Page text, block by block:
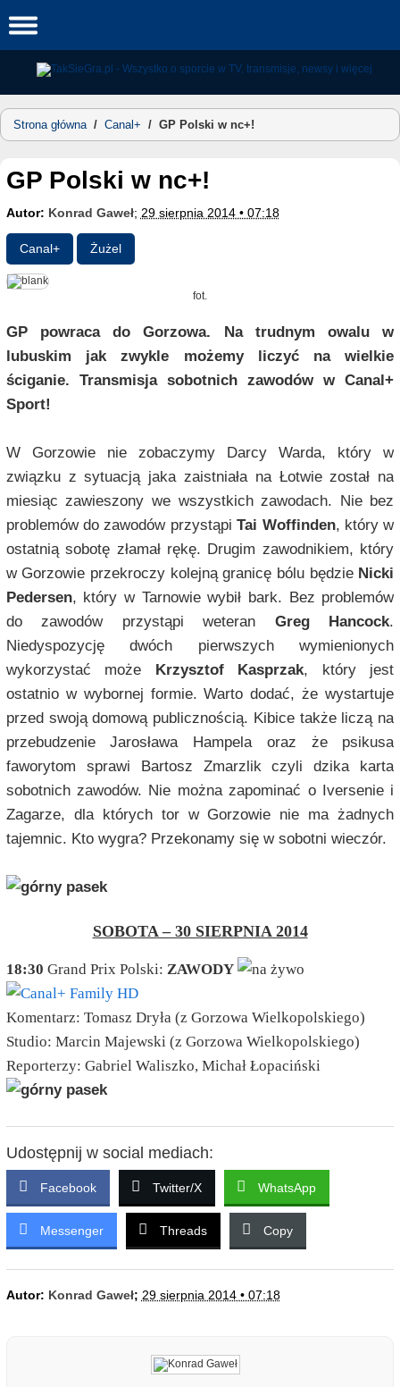
to
Strona główna/ Canal+ / GP Polski w nc+!
GP Polski w nc+!
Autor: Konrad Gaweł; 29 sierpnia 2014 • 07:18
Canal+ Żużel
fot.
GP powraca do Gorzowa. Na trudnym owalu w
lubuskim jak zwykle możemy liczyć na wielkie
ściganie. Transmisja sobotnich zawodów w Canal+
Sport!
W Gorzowie nie zobaczymy Darcy Warda, który w
związku z sytuacją jaka zaistniała na Łotwie został na
miesiąc zawieszony we wszystkich zawodach. Nie bez
problemów do zawodów przystąpiTai Woffinden, który w
ostatnią sobotę złamał rękę. Drugim zawodnikiem, który
w Gorzowie przekroczy kolejną granicę bólu będzie Nicki
Pedersen, który w Tarnowie wybił bark. Bez problemów
do zawodów przystąpi weteran Greg Hancock.
Niedyspozycję dwóch pierwszych wymienionych
wykorzystać może
Krzysztof Kasprzak, który jest
ostatnio w wybornej formie. Warto dodać, że wystartuje
przed swoją domową publicznością. Kibice także liczą na
przebudzenie Jarosława Hampela oraz że psikusa
faworytom sprawi Bartosz Zmarzlik czyli dzika karta
sobotnich zawodów. Nie można zapominać o Iversenie i
Zagarze, dla których tor w Gorzowie nie ma żadnych
tajemnic. Kto wygra? Przekonamy się w sobotni wieczór.
SOBOTA – 30 SIERPNIA 2014
18:30 Grand Prix Polski: ZAWODY
Komentarz: Tomasz Dryła (z Gorzowa Wielkopolskiego)
Studio: Marcin Majewski (z Gorzowa Wielkopolskiego)
Reporterzy: Gabriel Waliszko, Michał Łopaciński
Udostępnij w social mediach:
Facebook Twitter/X WhatsApp
Messenger Threads Copy
Autor: Konrad Gaweł; 29 sierpnia 2014 • 07:18